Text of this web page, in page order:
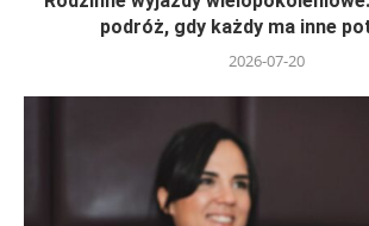
podróż, gdy każdy ma inne
2026-07-20